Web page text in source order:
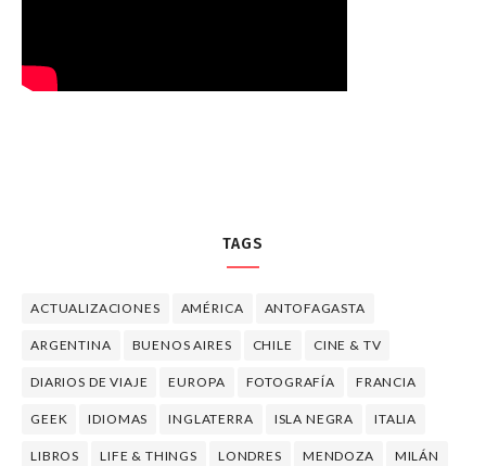
TAGS
ACTUALIZACIONES AMÉRICA ANTOFAGASTA
ARGENTINA BUENOS AIRES CHILE CINE & TV
DIARIOS DE VIAJE EUROPA FOTOGRAFÍA FRANCIA
GEEK IDIOMAS INGLATERRA ISLA NEGRA ITALIA
LIBROS LIFE & THINGS LONDRES MENDOZA MILÁN